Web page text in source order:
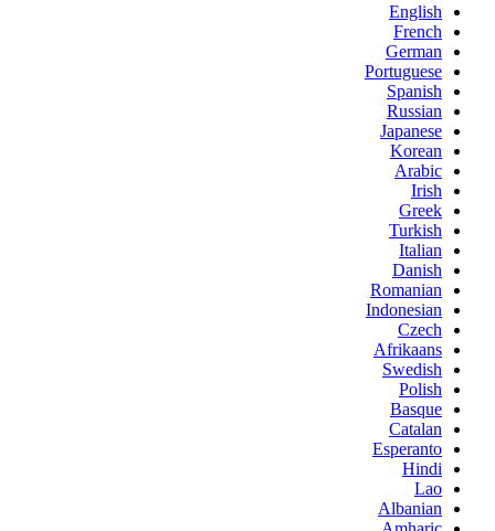
English
French
German
Portuguese
Spanish
Russian
Japanese
Korean
Arabic
Irish
Greek
Turkish
Italian
Danish
Romanian
Indonesian
Czech
Afrikaans
Swedish
Polish
Basque
Catalan
Esperanto
Hindi
Lao
Albanian